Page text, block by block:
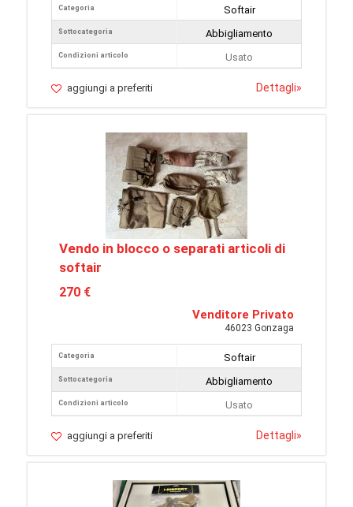
Categoria
Sottocategoria
Condizioni articolo
Softair
Abbigliamento
Usato
aggiungi a preferiti Dettagli»
Vendo in blocco o separati articoli di
softair
270 €
Venditore Privato
46023 Gonzaga
Categoria
Sottocategoria
Condizioni articolo
Softair
Abbigliamento
Usato
aggiungi a preferiti Dettagli»